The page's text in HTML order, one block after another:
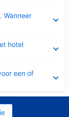
Wanneer
hotel
een of